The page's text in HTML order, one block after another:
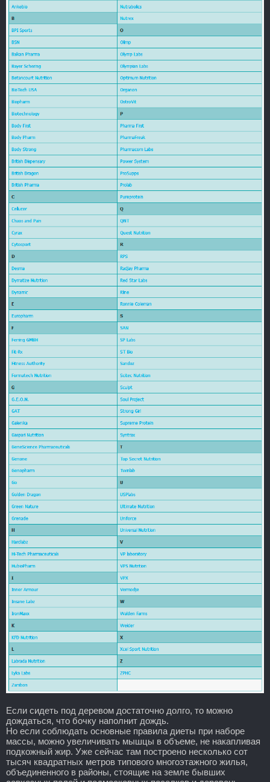
Если сидеть под деревом достаточно долго, то можно
дождаться, что бочку наполнит дождь.
Но если соблюдать основные правила диеты при наборе
массы, можно увеличивать мышцы в объеме, не накапливая
подкожный жир. Уже сейчас там построено несколько сот
тысяч квадратных метров типового многоэтажного жилья,
объединенного в районы, стоящие на земле бывших